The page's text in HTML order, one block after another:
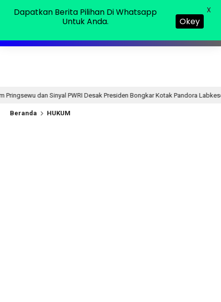
Desak Presiden Bongkar Kotak Pandora Labkesda 1 hari lalu
Beranda HUKUM
Dapatkan Berita Pilihan Di Whatsapp
Untuk Anda.
Okey
X